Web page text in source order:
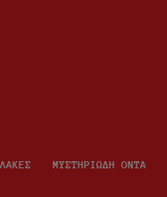
ΜΥΣΤΗΡΙΩΔΗ ΟΝΤΑ